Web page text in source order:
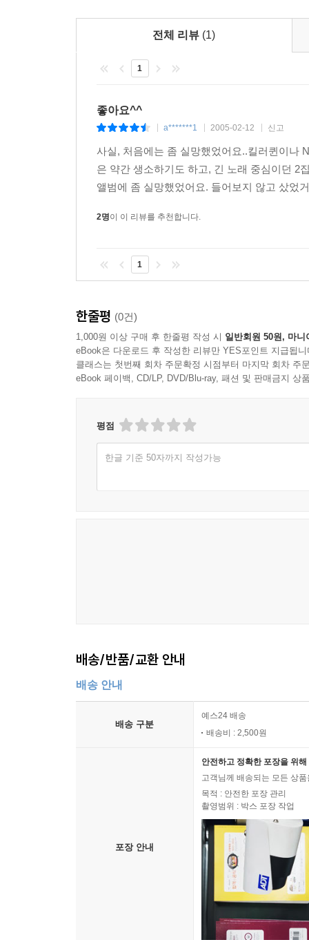
전체 리뷰 (1)
1
좋아요^^
a*******1 2005-02-12 신고
사실, 처음에는 좀 실망했었어요..킬러퀸이나
은 약간 생소하기도 하고, 긴 노래 중심이던 2
앨범에 좀 실망했었어요. 들어보지 않고 샀었
2명이 이 리뷰를 추천합니다.
1
한줄평 (0건)
1,000원 이상 구매 후 한줄평 작성 시 일반회원 50원, 마니
eBook은 다운로드 후 작성한 리뷰만 YES포인트 지급됩니
클래스는 첫번째 회차 주문확정 시점부터 마지막 회차 주
eBook 페이백, CD/LP, DVD/Blu-ray, 패션 및 판매금지 상
평점
한글 기준 50자까지 작성가능
배송/반품/교환 안내
배송 안내
배송 구분
예스24 배송
배송비 : 2,500원
포장 안내
안전하고 정확한 포장을 위
고객님께 배송되는 모든 상
목적 : 안전한 포장 관리
촬영범위 : 박스 포장 작업